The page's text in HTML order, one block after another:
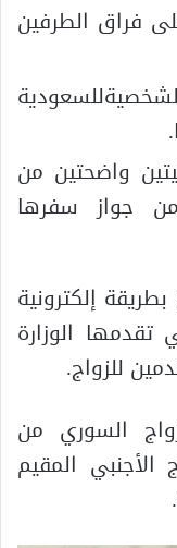
فراق الطرفين
واضحتين من
جواز سفرها
إلكترونية
الوزارة
للزواج.
السوري من
المقيم